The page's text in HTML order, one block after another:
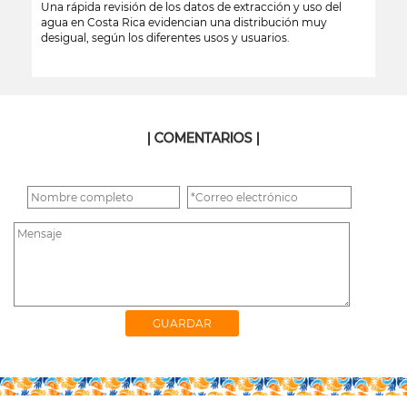
Una rápida revisión de los datos de extracción y uso del
agua en Costa Rica evidencian una distribución muy
desigual, según los diferentes usos y usuarios.
| COMENTARIOS |